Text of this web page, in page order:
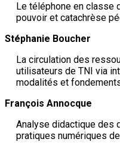
Le téléphone en classe
pouvoir et catachrèse
Stéphanie Boucher
La circulation des
utilisateurs de TNI via
modalités et
François Annocque
Analyse didactique des
pratiques numériques